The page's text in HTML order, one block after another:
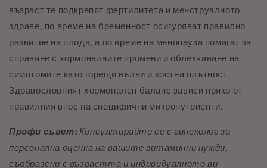
възраст те подкрепят фертилитета и менструалното
здраве, по време на бременност осигуряват правилно
развитие на плода, а по време на менопауза помагат за
справяне с хормоналните промени и облекчаване на
симптомите като горещи вълни и костна плътност.
Здравословният хормонален баланс зависи пряко от
правилния внос на специфични микронутриенти.
Профи съвет:Консултирайте се с гинеколог за
персонална оценка на вашите витаминни нужди,
съобразени с възрастта и индивидуалното ви